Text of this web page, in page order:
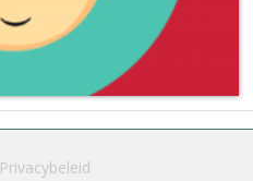
Privacybeleid